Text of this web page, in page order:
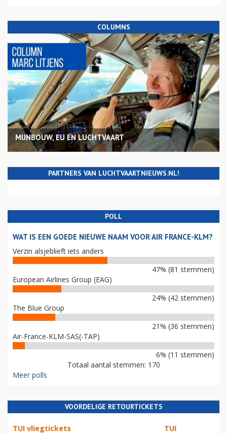
COLUMNS
MIJNBOUW, EU EN LUCHTVAART
PARTNERS VAN LUCHTVAARTNIEUWS.NL!
POLL
WAT IS EEN GOEDE NIEUWE NAAM VOOR AIR FRANCE-KLM?
Verzin alsjeblieft iets anders
47% (81 stemmen)
European Airlines Group (EAG)
24% (42 stemmen)
The Blue Group
21% (36 stemmen)
Air-France-KLM-SAS(-TAP)
6% (11 stemmen)
Totaal aantal stemmen: 170
Meer polls
VOORDELIGE RETOURTICKETS
TUI vliegtickets TUI